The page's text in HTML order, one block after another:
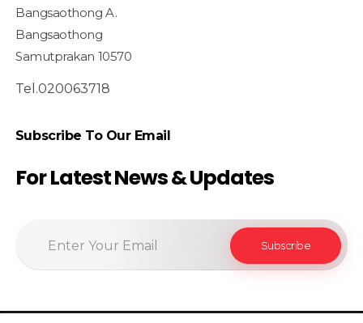
Bangsaothong A.
Bangsaothong
Samutprakan 10570
Tel.020063718
Subscribe To Our Email
For Latest News & Updates